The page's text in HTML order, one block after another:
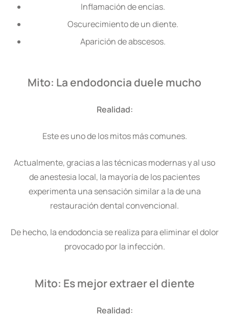
Inflamación de encías.
Oscurecimiento de un diente.
Aparición de abscesos.
Mito: La endodoncia duele mucho
Realidad:
Este es uno de los mitos más comunes.
Actualmente, gracias a las técnicas modernas y al uso
de anestesia local, la mayoría de los pacientes
experimenta una sensación similar a la de una
restauración dental convencional.
De hecho, la endodoncia se realiza para eliminar el dolor
provocado por la infección.
Mito: Es mejor extraer el diente
Realidad: